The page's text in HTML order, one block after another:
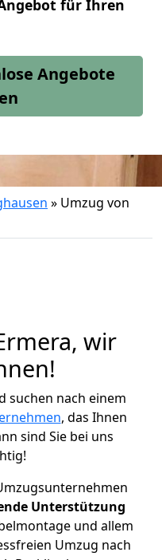
für Ihren
Angebote
» Umzug von
wir
suchen nach einem
, das Ihnen
sind Sie bei uns
Unterstützung
und allem
Umzug nach